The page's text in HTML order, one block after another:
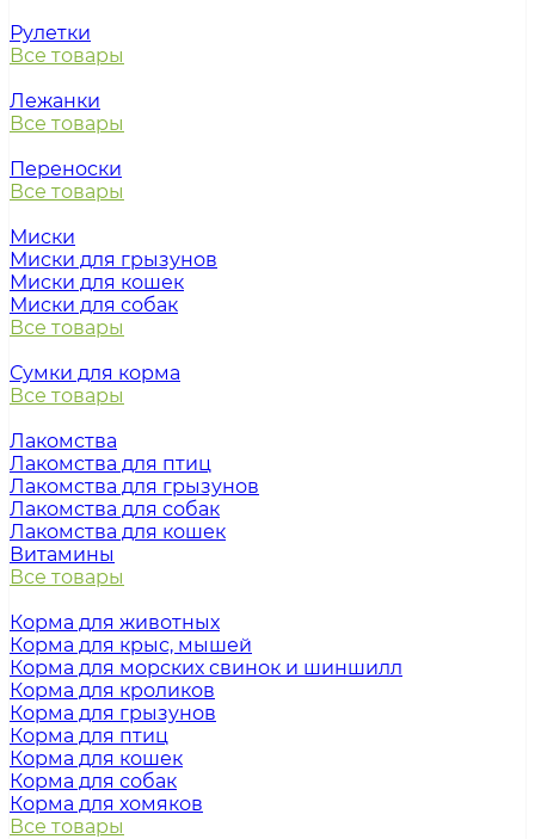
Рулетки
Все товары
Лежанки
Все товары
Переноски
Все товары
Миски
Миски для грызунов
Миски для кошек
Миски для собак
Все товары
Сумки для корма
Все товары
Лакомства
Лакомства для птиц
Лакомства для грызунов
Лакомства для собак
Лакомства для кошек
Витамины
Все товары
Корма для животных
Корма для крыс, мышей
Корма для морских свинок и шиншилл
Корма для кроликов
Корма для грызунов
Корма для птиц
Корма для кошек
Корма для собак
Корма для хомяков
Все товары